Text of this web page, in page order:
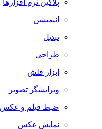
پلاگین نرم افزارها
انیمیشن
تبدیل
طراحی
ابزار فلش
ویرایشگر تصویر
ضبط فيلم و عكس
نمایش عکس